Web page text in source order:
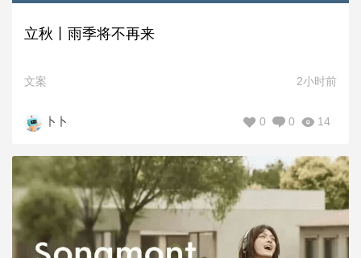
立秋丨雨季将不再来
文案 2小时前
卜卜 14
0
0